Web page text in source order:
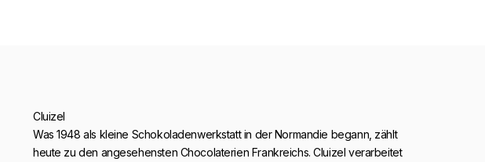
Cluizel
Was 1948 als kleine Schokoladenwerkstatt in der Normandie begann, zählt
heute zu den angesehensten Chocolaterien Frankreichs. Cluizel verarbeitet